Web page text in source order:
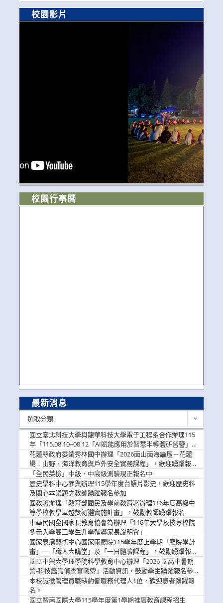
校園影片
校園行事曆
最新消息
選取分類
國立臺北科技大學與龍華科技大學電子工程系合作辦理115
年「115.08.10~08.12「AI賦能應用於智慧半導體研習營」，
歡迎學生踴躍報名參加
花蓮縣政府委請秀林國中辦理「2026面山面海論壇－花蓮
場：山野、海洋教育與戶外安全實務課程」，歡迎踴躍報名
參加
「全民英檢」中級、中高級測驗現正報名中
歷史學科中心參與辦理115學年度台語片影史，歡迎歷史科
及關心本議題之教師踴躍報名參加
國教署辦理「教育部國民及學前教育署辦理116年度高級中
等學校教學卓越獎初選實施計畫」，鼓勵教師踴躍報名
中華民國全國家長教育協會為辦理「116年大學及技專校院
多元入學高三學生升學輔導家長說明會」
國家表演藝術中心國家兩廳院115學年度上學期「廳院學計
畫」—「職人大講堂」及「一日體驗課程」，鼓勵踴躍報名
參與。
國立中興大學理學院科學教育中心辦理「2026 國高中暑期
營-科技鑑識偵查實戰營」活動資訊，鼓勵學生踴躍報名參
加。
本校誠徵管理員職缺約僱職務代理人1位，歡迎意者踴躍報
名。
國立暨南國際大學115學年度第1學期推廣教育課程招生